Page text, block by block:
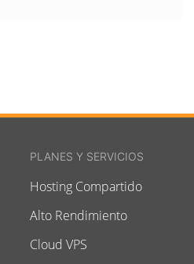
PLANES Y SERVICIOS
Hosting Compartido
Alto Rendimiento
Cloud VPS